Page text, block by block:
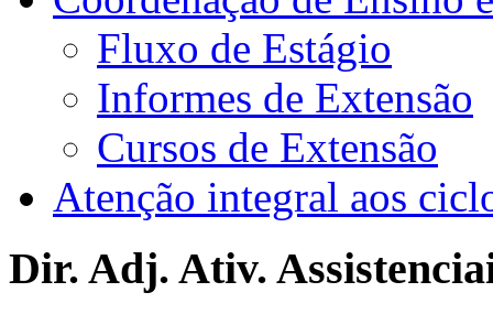
Fluxo de Estágio
Informes de Extensão
Cursos de Extensão
Atenção integral aos
Dir. Adj. Ativ.